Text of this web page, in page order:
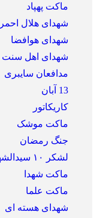
ماکت پهپاد
شهدای هلال احمر
شهدای هوافضا
شهدای اهل سنت
مدافعان سایبری
13 آبان
کاریکاتور
ماکت موشک
جنگ رمضان
لشکر ۱۰ سیدالشهدا(ع)
ماکت شهدا
ماکت علما
شهدای هسته ای